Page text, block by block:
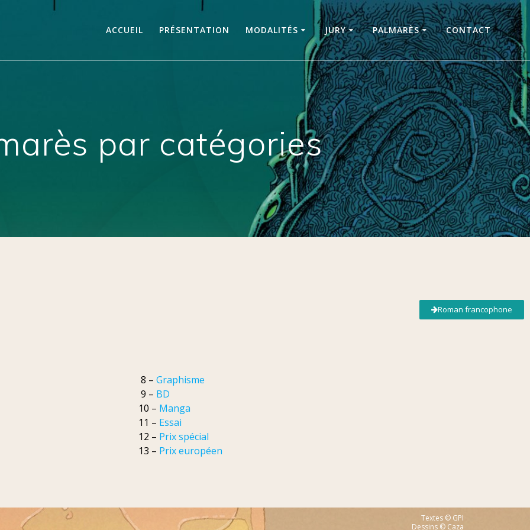
ACCUEIL PRÉSENTATION MODALITÉS JURY PALMARÈS CONTACT
par catégories
Roman francophone
8 – Graphisme
9 – BD
10 – Manga
11 – Essai
12 – Prix spécial
13 – Prix européen
Textes © GPI
Dessins © Caza